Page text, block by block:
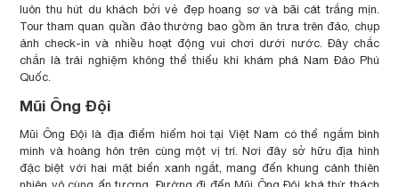
luôn thu hút du khách bởi vẻ đẹp hoang sơ và bãi cát trắng mịn.
Tour tham quan quần đảo thường bao gồm ăn trưa trên đảo, chụp
ảnh check-in và nhiều hoạt động vui chơi dưới nước. Đây chắc
chắn là trải nghiệm không thể thiếu khi khám phá Nam Đảo Phú
Quốc.
Mũi Ông Đội
Mũi Ông Đội là địa điểm hiếm hoi tại Việt Nam có thể ngắm bình
minh và hoàng hôn trên cùng một vị trí. Nơi đây sở hữu địa hình
đặc biệt với hai mặt biển xanh ngắt, mang đến khung cảnh thiên